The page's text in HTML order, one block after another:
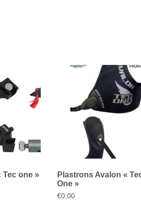
Tec one »
Plastrons Avalon «
One »
€0,00